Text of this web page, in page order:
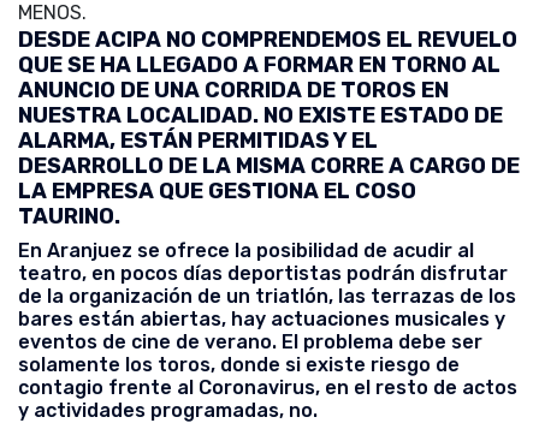
MENOS.
DESDE ACIPA NO COMPRENDEMOS EL REVUELO
QUE SE HA LLEGADO A FORMAR EN TORNO AL
ANUNCIO DE UNA CORRIDA DE TOROS EN
NUESTRA LOCALIDAD. NO EXISTE ESTADO DE
ALARMA, ESTÁN PERMITIDAS Y EL
DESARROLLO DE LA MISMA CORRE A CARGO DE
LA EMPRESA QUE GESTIONA EL COSO
TAURINO.
En Aranjuez se ofrece la posibilidad de acudir al
teatro, en pocos días deportistas podrán disfrutar
de la organización de un triatlón, las terrazas de los
bares están abiertas, hay actuaciones musicales y
eventos de cine de verano. El problema debe ser
solamente los toros, donde si existe riesgo de
contagio frente al Coronavirus, en el resto de actos
y actividades programadas, no.